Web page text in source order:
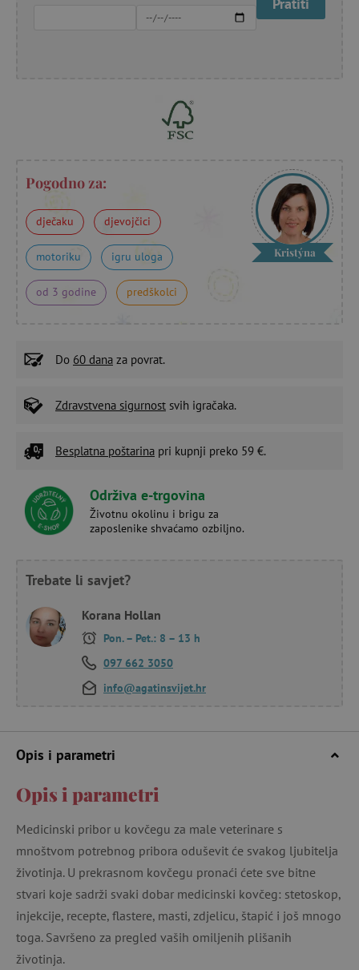
Pogodno za:
dječaku djevojčici
motoriku igru uloga
od 3 godine predškolci
Kristýna
Do 60 dana za povrat.
Zdravstvena sigurnost svih igračaka.
Besplatna poštarina pri kupnji preko 59 €.
Održiva e-trgovina
Životnu okolinu i brigu za
zaposlenike shvaćamo ozbiljno.
Trebate li savjet?
Korana Hollan
Pon. – Pet.: 8 – 13 h
097 662 3050
info@agatinsvijet.hr
Opis i parametri
Opis i parametri
Medicinski pribor u kovčegu za male veterinare s
mnoštvom potrebnog pribora oduševit će svakog ljubitelja
životinja. U prekrasnom kovčegu pronaći ćete sve bitne
stvari koje sadrži svaki dobar medicinski kovčeg: stetoskop,
injekcije, recepte, flastere, masti, zdjelicu, štapić i još mnogo
toga. Savršeno za pregled vaših omiljenih plišanih
životinja.